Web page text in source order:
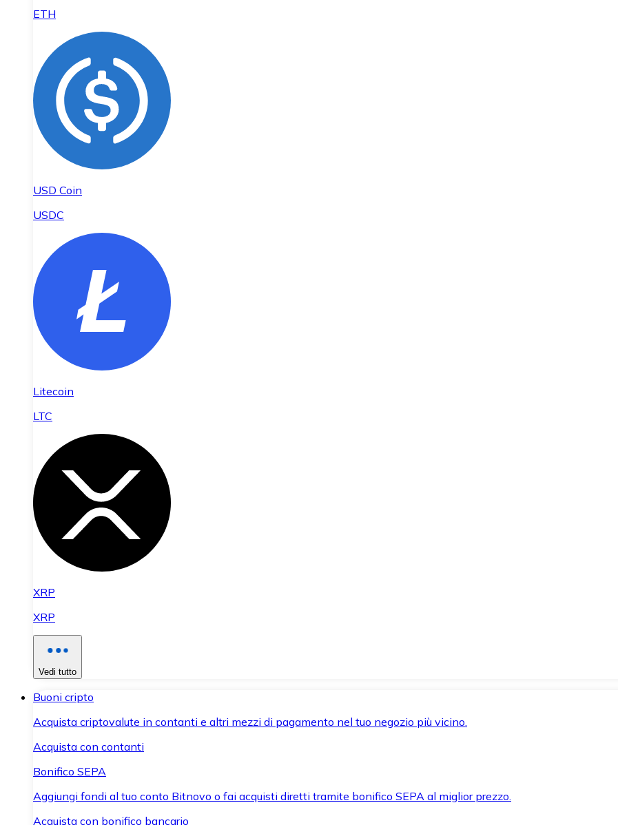
ETH
USD Coin
USDC
Litecoin
LTC
XRP
XRP
Vedi tutto
Buoni cripto
Acquista criptovalute in contanti e altri mezzi di pagamento nel tuo negozio più vicino.
Acquista con contanti
Bonifico SEPA
Aggiungi fondi al tuo conto Bitnovo o fai acquisti diretti tramite bonifico SEPA al miglior prezzo.
Acquista con bonifico bancario